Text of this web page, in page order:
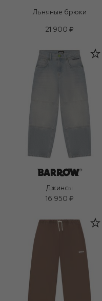
Льняные брюки
21 900 ₽
Джинсы
16 950 ₽